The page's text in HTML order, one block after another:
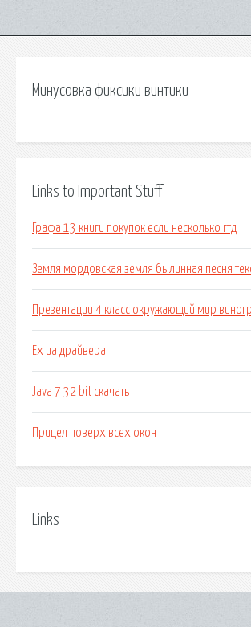
Минусовка фиксики винтики
Links to Important Stuff
Графа 13 книги покупок если несколько гтд
Земля мордовская земля былинная песня
Презентации 4 класс окружающий мир
Ex ua драйвера
Java 7 32 bit скачать
Прицел поверх всех окон
Links